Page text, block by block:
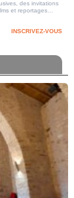
des invitations
et reportages…
INSCRIVEZ-VOUS